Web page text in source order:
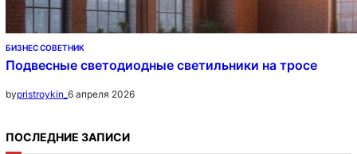
БИЗНЕС СОВЕТНИК
Подвесные светодиодные светильники на тросе
bypristroykin_ 6 апреля 2026
ПОСЛЕДНИЕ ЗАПИСИ